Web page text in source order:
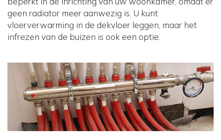
geen radiator meer aanwezig is. U kunt
vloerverwarming in de dekvloer leggen, maar het
infrezen van de buizen is ook een optie.